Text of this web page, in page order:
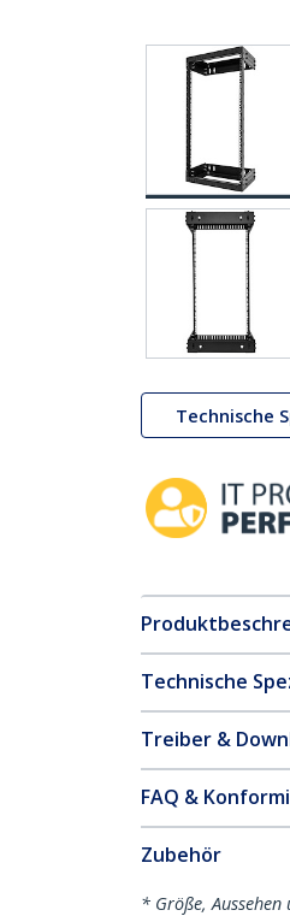
Technische
Technische
Treiber &
FAQ &
Zubehör
* Größe,